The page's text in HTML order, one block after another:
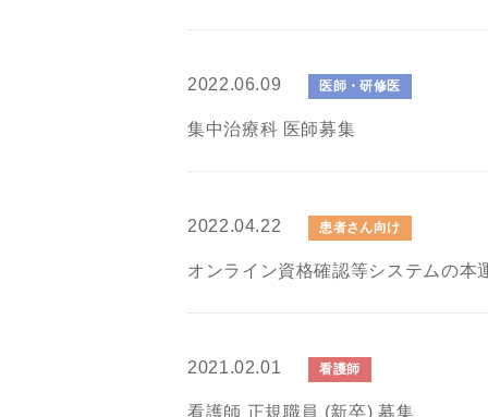
2022.06.09 医師・研修医
集中治療科 医師募集
2022.04.22 患者さん向け
オンライン資格確認等システムの本
2021.02.01 看護師
看護師 正規職員 (新卒) 募集